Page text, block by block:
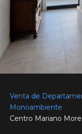
Venta de
Monoambiente
Centro Mariano